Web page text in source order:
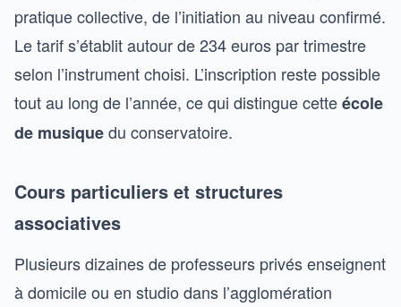
pratique collective, de l’initiation au niveau confirmé.
Le tarif s’établit autour de 234 euros par trimestre
selon l’instrument choisi. L’inscription reste possible
tout au long de l’année, ce qui distingue cetteécole
de musiquedu conservatoire.
Cours particuliers et structures
associatives
Plusieurs dizaines de professeurs privés enseignent
à domicile ou en studio dans l’agglomération